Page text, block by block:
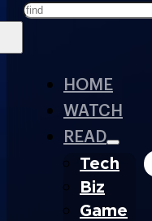
HOME
WATCH
READ
Tech
Biz
Game